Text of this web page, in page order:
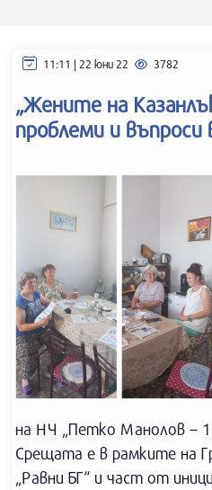
11:11 | 22 юни 22 3782
„Жените на
проблеми и въпроси
на НЧ „Петко Манолов –
Срещата е в рамките на
„Равни БГ“ и част от